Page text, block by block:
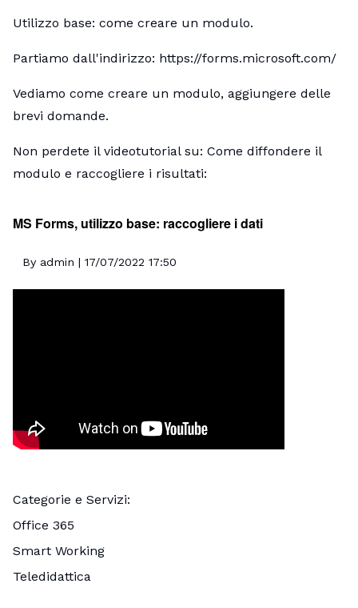
Utilizzo base: come creare un modulo.
Partiamo dall'indirizzo: https://forms.microsoft.com/
Vediamo come creare un modulo, aggiungere delle
brevi domande.
Non perdete il videotutorial su: Come diffondere il
modulo e raccogliere i risultati:
MS Forms, utilizzo base: raccogliere i dati
By admin | 17/07/2022 17:50
Categorie e Servizi
Office 365
Smart Working
Teledidattica